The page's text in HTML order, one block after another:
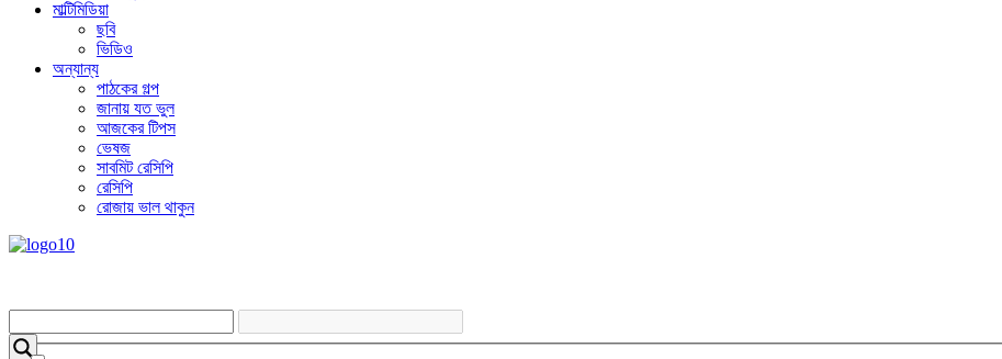
মাল্টিমিডিয়া
ছবি
ভিডিও
অন্যান্য
পাঠকের গল্প
জানায় যত ভুল
আজকের টিপস
ভেষজ
সাবমিট রেসিপি
রেসিপি
রোজায় ভাল থাকুন